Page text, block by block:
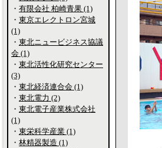
・ 有限会社 柏崎青果 (1)
・ 東京エレクトロン宮城
(1)
・ 東北ニュービジネス協議
会 (1)
・ 東北活性化研究センター
(3)
・ 東北経済連合会 (1)
・ 東北電力 (2)
・ 東北電子産業株式会社
(1)
・ 東栄科学産業 (1)
・ 林精器製造 (1)